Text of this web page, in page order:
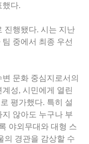
했다.
진행됐다. 시는 지난
중에서 최종 우선
문화 중심지로서의
성, 시민에게 열린
평가했다. 특히 설
않아도 누구나 부
야외무대와 대형 스
의 경관을 감상할 수